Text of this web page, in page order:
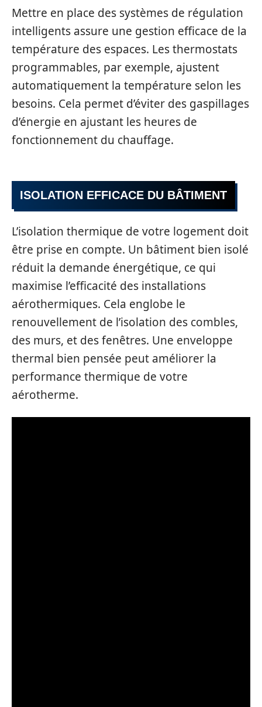
Mettre en place des systèmes de régulation
intelligents assure une gestion efficace de la
température des espaces. Les thermostats
programmables, par exemple, ajustent
automatiquement la température selon les
besoins. Cela permet d’éviter des gaspillages
d’énergie en ajustant les heures de
fonctionnement du chauffage.
ISOLATION EFFICACE DU BÂTIMENT
L’isolation thermique de votre logement doit
être prise en compte. Un bâtiment bien isolé
réduit la demande énergétique, ce qui
maximise l’efficacité des installations
aérothermiques. Cela englobe le
renouvellement de l’isolation des combles,
des murs, et des fenêtres. Une enveloppe
thermal bien pensée peut améliorer la
performance thermique de votre
aérotherme.